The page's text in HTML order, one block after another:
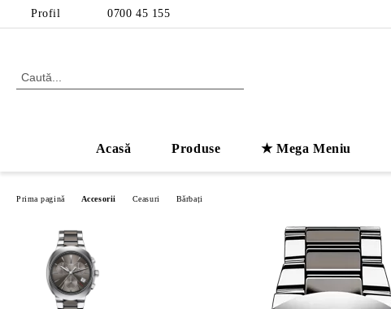
Profil 0700 45 155
Acasă Produse ★ Mega Meniu
Prima pagină Accesorii Ceasuri Bărbați